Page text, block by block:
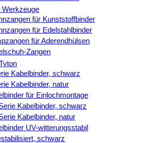
Werkzeuge
für Kunststoffbinder
für Edelstahlbinder
für Aderendhülsen
Zangen
Kabelbinder, schwarz
Kabelbinder, natur
für Einlochmontage
Kabelbinder, schwarz
Kabelbinder, natur
UV-witterungsstabil
schwarz